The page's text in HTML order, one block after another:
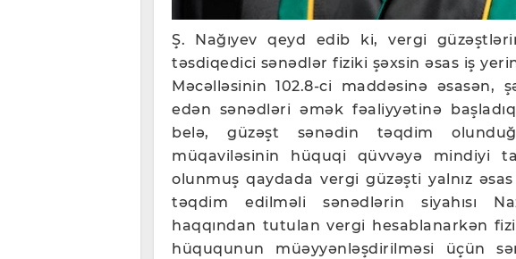
Ş. Nağıyev qeyd edib ki, vergi
təsdiqedici sənədlər fiziki şəxsin əsas iş
Məcəlləsinin 102.8-ci maddəsinə əsasən,
edən sənədləri əmək fəaliyyətinə
belə, güzəşt sənədin təqdim
müqaviləsinin hüquqi qüvvəyə mindiyi
olunmuş qaydada vergi güzəşti yalnız
təqdim edilməli sənədlərin siyahısı
haqqından tutulan vergi hesablanarkən
hüququnun müəyyənləşdirilməsi üçün